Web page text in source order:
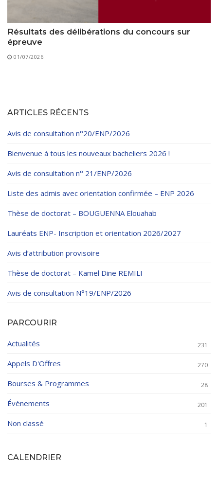
Résultats des délibérations du concours sur
épreuve
01/07/2026
ARTICLES RÉCENTS
Avis de consultation n°20/ENP/2026
Bienvenue à tous les nouveaux bacheliers 2026 !
Avis de consultation n° 21/ENP/2026
Liste des admis avec orientation confirmée – ENP 2026
Thèse de doctorat – BOUGUENNA Elouahab
Lauréats ENP- Inscription et orientation 2026/2027
Avis d’attribution provisoire
Thèse de doctorat – Kamel Dine REMILI
Avis de consultation N°19/ENP/2026
PARCOURIR
Actualités 231
Appels D'Offres 270
Bourses & Programmes 28
Évènements 201
Non classé 1
CALENDRIER